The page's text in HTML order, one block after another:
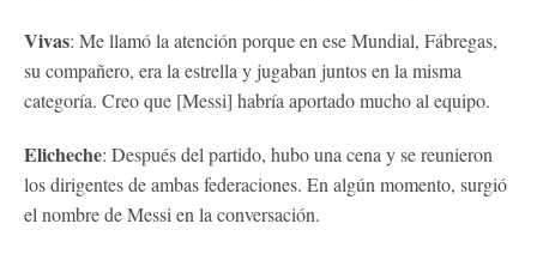
Vivas: Me llamó la atención porque en ese Mundial, Fábregas,
su compañero, era la estrella y jugaban juntos en la misma
categoría. Creo que [Messi] habría aportado mucho al equipo.
Elicheche: Después del partido, hubo una cena y se reunieron
los dirigentes de ambas federaciones. En algún momento, surgió
el nombre de Messi en la conversación.